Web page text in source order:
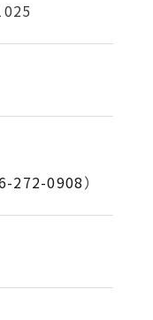
272-0908）